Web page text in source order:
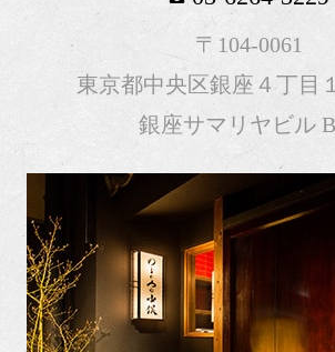
〒104-0061
東京都中央区銀座４丁目
銀座サマリヤビル